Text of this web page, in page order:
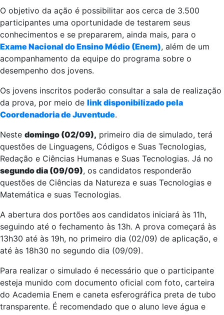
O objetivo da ação é possibilitar aos cerca de 3.500
participantes uma oportunidade de testarem seus
conhecimentos e se prepararem, ainda mais, para o
Exame Nacional do Ensino Médio (Enem), além de um
acompanhamento da equipe do programa sobre o
desempenho dos jovens.
Os jovens inscritos poderão consultar a sala de realização
da prova, por meio de link disponibilizado pela
Coordenadoria de Juventude.
Neste domingo (02/09), primeiro dia de simulado, terá
questões de Linguagens, Códigos e Suas Tecnologias,
Redação e Ciências Humanas e Suas Tecnologias. Já no
segundo dia (09/09), os candidatos responderão
questões de Ciências da Natureza e suas Tecnologias e
Matemática e suas Tecnologias.
A abertura dos portões aos candidatos iniciará às 11h,
seguindo até o fechamento às 13h. A prova começará às
13h30 até às 19h, no primeiro dia (02/09) de aplicação, e
até às 18h30 no segundo dia (09/09).
Para realizar o simulado é necessário que o participante
esteja munido com documento oficial com foto, carteira
do Academia Enem e caneta esferográfica preta de tubo
transparente. É recomendado que o aluno leve água e